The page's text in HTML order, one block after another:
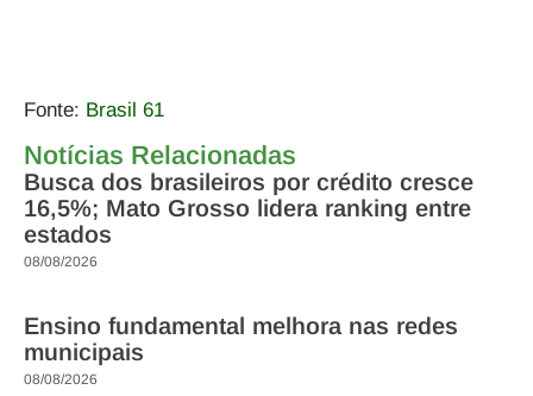
Fonte: Brasil 61
Notícias Relacionadas
Busca dos brasileiros por crédito cresce
16,5%; Mato Grosso lidera ranking entre
estados
08/08/2026
Ensino fundamental melhora nas redes
municipais
08/08/2026